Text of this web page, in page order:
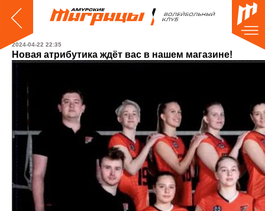
2024-04-22 22:35
Новая атрибутика ждёт вас в нашем магазине!